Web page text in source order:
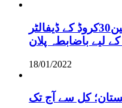
گلگت بلتستان، بجلی صارفین30کروڈ کے ڈیفالٹر
لیے باضابطہ پلان
18/01/2022
کل سے آج تک